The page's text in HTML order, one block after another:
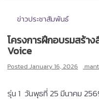
ข่าวประชาสัมพันธ์
โครงการฝึกอบรมสร้า
Voice
Posted January 16, 2026
รุ่น 1 วันพุธที่ 25 มีนาคม